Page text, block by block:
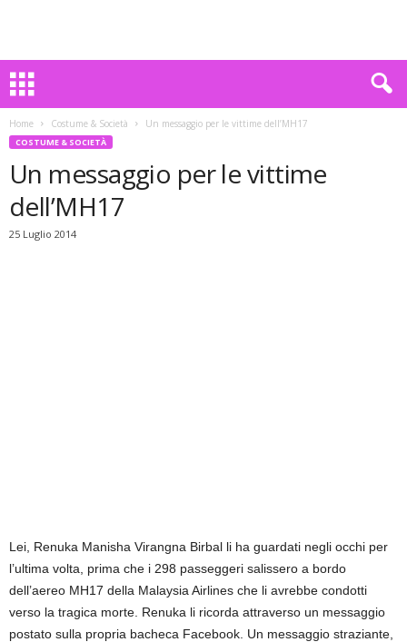
Home Costume & Società Un messaggio per le vittime dell’MH17
COSTUME & SOCIETÀ
Un messaggio per le vittime
dell’MH17
25 Luglio 2014
Lei, Renuka Manisha Virangna Birbal li ha guardati negli occhi per
l’ultima volta, prima che i 298 passeggeri salissero a bordo
dell’aereo MH17 della Malaysia Airlines che li avrebbe condotti
verso la tragica morte. Renuka li ricorda attraverso un messaggio
postato sulla propria bacheca Facebook. Un messaggio straziante,